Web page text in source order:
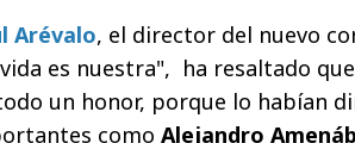
Arévalo, el director del nuevo
es nuestra", ha resaltado
un honor, porque lo habían
como Alejandro